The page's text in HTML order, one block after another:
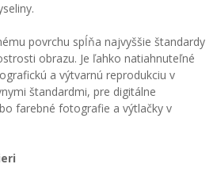
povrchu spĺňa najvyššie štandardy
obrazu. Je ľahko natiahnuteľné
a výtvarnú reprodukciu v
štandardmi, pre digitálne
farebné fotografie a výtlačky v